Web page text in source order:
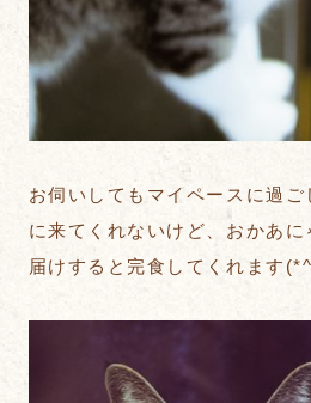
お伺いしてもマイペースに過
に来てくれないけど、おかあ
届けすると完食してくれます